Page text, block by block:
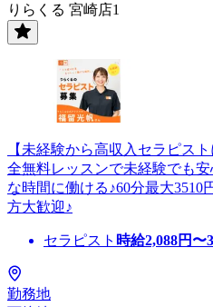
りらくる 宮崎店1
【未経験から高収入セラピス
全無料レッスンで未経験でも
な時間に働ける♪60分最大
方大歓迎♪
セラピスト 時給2,088円〜
勤務地